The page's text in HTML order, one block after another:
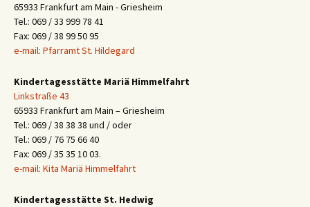
65933 Frankfurt am Main - Griesheim
Tel.: 069 / 33 999 78 41
Fax: 069 / 38 99 50 95
e-mail: Pfarramt St. Hildegard
Kindertagesstätte Mariä Himmelfahrt
Linkstraße 43
65933 Frankfurt am Main – Griesheim
Tel.: 069 / 38 38 38 und / oder
Tel.: 069 / 76 75 66 40
Fax: 069 / 35 35 10 03.
e-mail: Kita Mariä Himmelfahrt
Kindertagesstätte St. Hedwig